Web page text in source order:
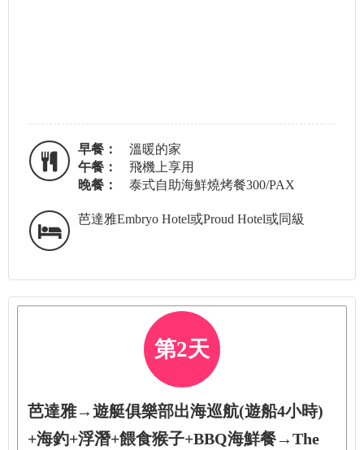
早餐：
溫暖的家
午餐：
飛機上享用
晚餐：
泰式自助海鮮燒烤餐300/PAX
芭達雅Embryo Hotel或Proud Hotel或同級
第2天
芭達雅→遊艇俱樂部出海巡航(遊船4小時)
+海釣+浮潛+餵食猴子+BBQ海鮮餐→The